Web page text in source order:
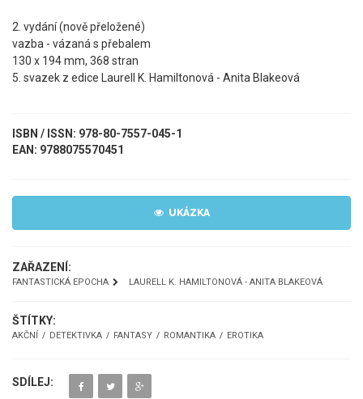
2. vydání (nově přeložené)
vazba - vázaná s přebalem
130 x 194 mm, 368 stran
5. svazek z edice Laurell K. Hamiltonová - Anita Blakeová
ISBN / ISSN: 978-80-7557-045-1
EAN: 9788075570451
UKÁZKA
ZAŘAZENÍ:
FANTASTICKÁ EPOCHA LAURELL K. HAMILTONOVÁ - ANITA BLAKEOVÁ
ŠTÍTKY:
AKČNÍ DETEKTIVKA FANTASY ROMANTIKA EROTIKA
SDÍLEJ: